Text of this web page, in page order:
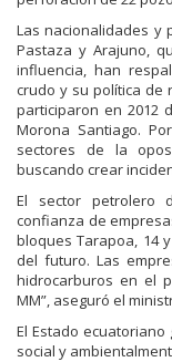
Las nacionalidades y
Pastaza y Arajuno,
influencia, han
crudo y su política de
participaron en 2012
Morona Santiago.
sectores de la
buscando crear
El sector petrolero
confianza de
bloques Tarapoa, 14
del futuro. Las
hidrocarburos en el
MM”, aseguró el
El Estado
social y